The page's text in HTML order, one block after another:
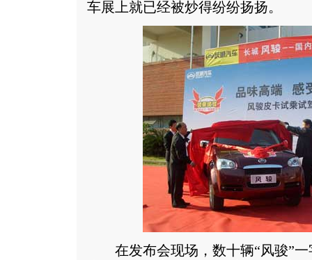
车展上就已经被炒得纷纷扬扬。
在发布会现场，数十辆“风骏”一